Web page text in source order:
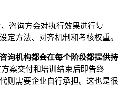
咨询方会对执行效果进行复
定方法、对齐机制和考核权重。
询机构都会在每个阶段都提供持
案交付和培训结束后即告终
则需要企业自行承担。这也是很